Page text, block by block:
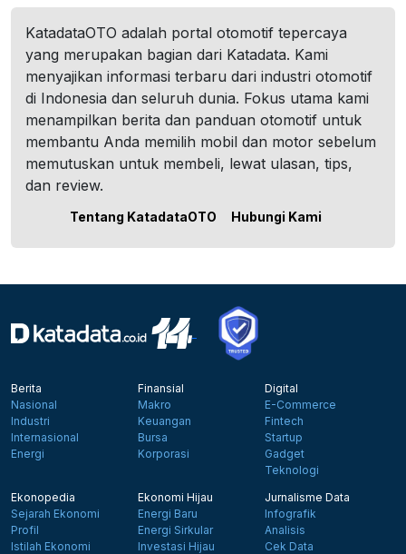
KatadataOTO adalah portal otomotif tepercaya
yang merupakan bagian dari Katadata. Kami
menyajikan informasi terbaru dari industri otomotif
di Indonesia dan seluruh dunia. Fokus utama kami
menampilkan berita dan panduan otomotif untuk
membantu Anda memilih mobil dan motor sebelum
memutuskan untuk membeli, lewat ulasan, tips,
dan review.
Tentang KatadataOTO Hubungi Kami
Berita
Nasional
Industri
Internasional
Energi
Finansial
Makro
Keuangan
Bursa
Korporasi
Digital
E-Commerce
Fintech
Startup
Gadget
Teknologi
Ekonopedia
Sejarah Ekonomi
Profil
Istilah Ekonomi
Ekonomi Hijau
Energi Baru
Energi Sirkular
Investasi Hijau
Jurnalisme Data
Infografik
Analisis
Cek Data